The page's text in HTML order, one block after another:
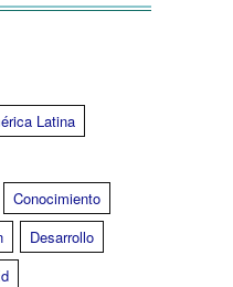
Latina
Conocimiento
Desarrollo